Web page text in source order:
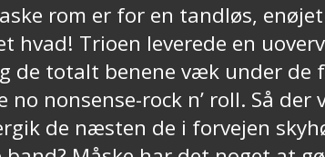
rom er for en tandløs,
hvad! Trioen leverede en
de totalt benene væk under
nonsense-rock n’ roll. Så
de næsten de i forvejen